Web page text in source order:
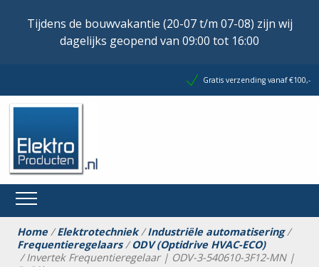
Tijdens de bouwvakantie (20-07 t/m 07-08) zijn wij
dagelijks geopend van 09:00 tot 16:00
Gratis verzending vanaf €100,-
Home/Elektrotechniek/Industriële automatisering/
Frequentieregelaars/ODV (Optidrive HVAC-ECO)
/ Invertek Frequentieregelaar | ODV-3-540610-3F12-MN |